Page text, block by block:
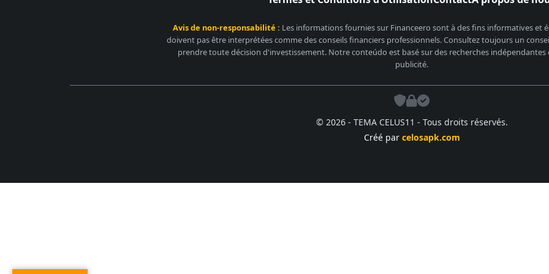
Avis de non-responsabilité : Les informations fournies sur Financeero sont à des fins informatives et
doivent pas être interprétées comme des conseils financiers professionnels. Consultez toujours un
prendre toute décision d'investissement. Notre conteúdo est basé sur des recherches indépendantes
publicité.
© 2026 - TEMA CELUS11 - Tous droits réservés.
Créé par celosapk.com